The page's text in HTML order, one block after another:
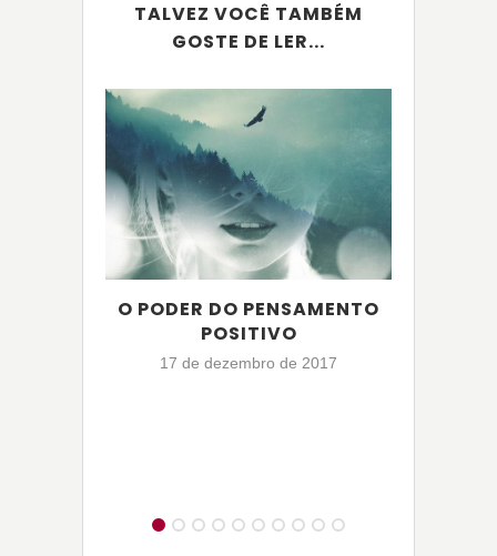
TALVEZ VOCÊ TAMBÉM
GOSTE DE LER...
O PODER DO PENSAMENTO
POSITIVO
17 de dezembro de 2017